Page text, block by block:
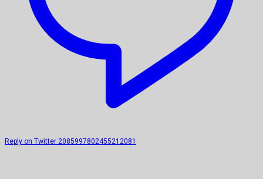
Reply on Twitter 2085997802455212081